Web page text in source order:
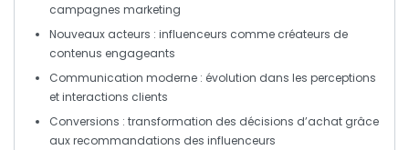
campagnes marketing
Nouveaux acteurs : influenceurs comme créateurs de
contenus engageants
Communication moderne : évolution dans les perceptions
et interactions clients
Conversions : transformation des décisions d’achat grâce
aux recommandations des influenceurs